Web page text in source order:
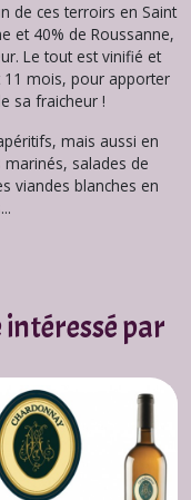
de ces terroirs en Saint
et 40% de Roussanne,
Le tout est vinifié et
11 mois, pour apporter
sa fraicheur !
mais aussi en
salades de
viandes blanches en
par